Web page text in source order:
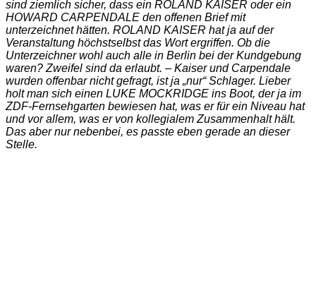
sind ziemlich sicher, dass ein ROLAND KAISER oder ein
HOWARD CARPENDALE den offenen Brief mit
unterzeichnet hätten. ROLAND KAISER hat ja auf der
Veranstaltung höchstselbst das Wort ergriffen. Ob die
Unterzeichner wohl auch alle in Berlin bei der Kundgebung
waren? Zweifel sind da erlaubt. – Kaiser und Carpendale
wurden offenbar nicht gefragt, ist ja „nur“ Schlager. Lieber
holt man sich einen LUKE MOCKRIDGE ins Boot, der ja im
ZDF-Fernsehgarten bewiesen hat, was er für ein Niveau hat
und vor allem, was er von kollegialem Zusammenhalt hält.
Das aber nur nebenbei, es passte eben gerade an dieser
Stelle.